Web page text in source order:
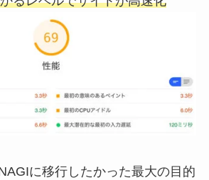
に移行したかった最大の目的